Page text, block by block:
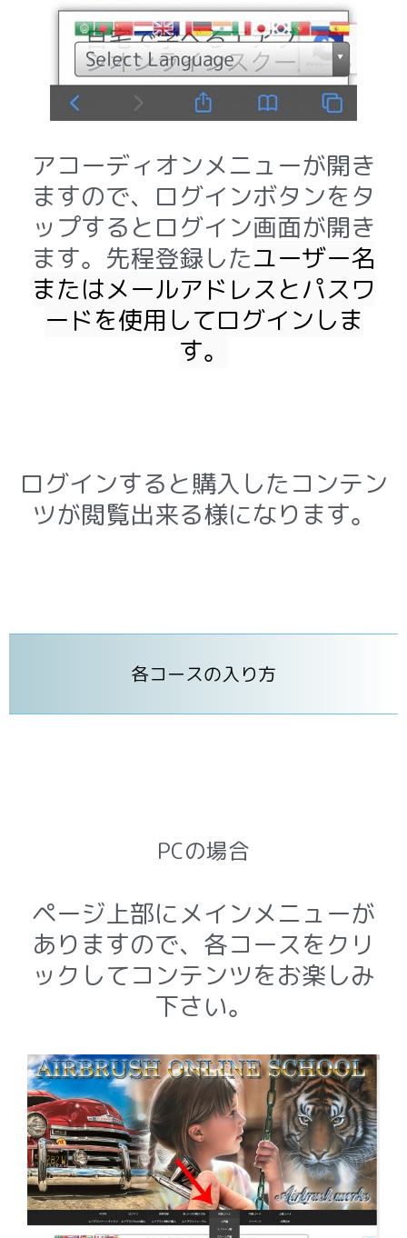
アコーディオンメニューが開き
ますので、ログインボタンをタ
ップするとログイン画面が開き
ます。 先程登録したユーザー名
またはメールアドレスとパスワ
ードを使用してログインしま
す。
ログインすると購入したコンテン
ツが閲覧出来る様になります。
各コースの入り方
PCの場合
ページ上部にメインメニューが
ありますので、各コースをクリ
ックしてコンテンツをお楽しみ
下さい。